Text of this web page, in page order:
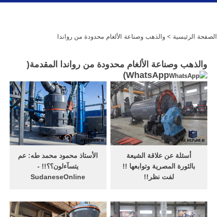
الصفحة الرئيسية > والذهب وصناعة الألغام محدودة من رواندا
والذهب وصناعة الألغام محدودة من رواندا المقدمة(
WhatsApp
)
الأستاذ محمود محمد طه: عم
يتسآءلون؟؟!! -
SudaneseOnline
وصفهم معلمهم الاول السابق
أسئلة عن علاقة الشيعة
بالثورة المصرية وتوابعها !!
لفت نظر!!
نحمده ونستعينه ونستغفره